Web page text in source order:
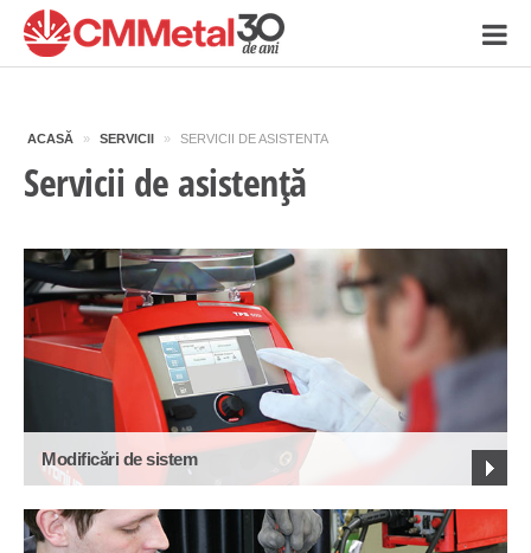
ACASĂ » SERVICII » SERVICII DE ASISTENTA
Servicii de asistență
Modificări de sistem